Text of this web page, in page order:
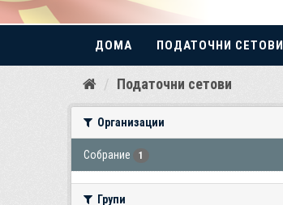
Прескокнете
ДОМА ПОДАТОЧНИ СЕТОВИ
Податочни сетови
Организации
Собрание 1
Групи